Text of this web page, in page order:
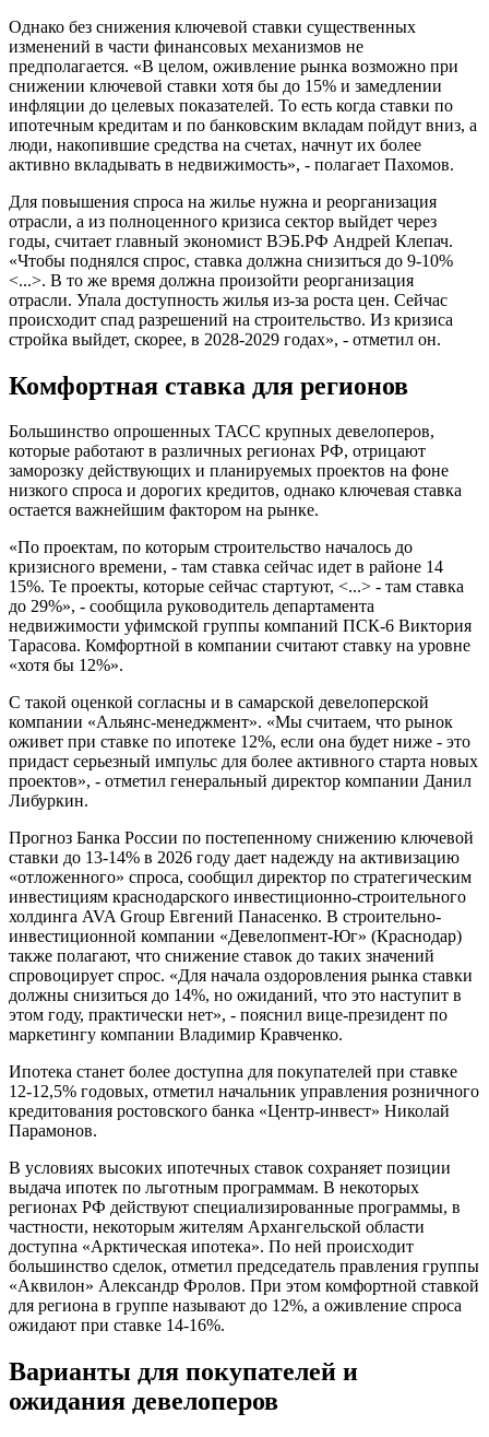
Однако без снижения ключевой ставки существенных
изменений в части финансовых механизмов не
предполагается. «В целом, оживление рынка возможно при
снижении ключевой ставки хотя бы до 15% и замедлении
инфляции до целевых показателей. То есть когда ставки по
ипотечным кредитам и по банковским вкладам пойдут вниз, а
люди, накопившие средства на счетах, начнут их более
активно вкладывать в недвижимость», - полагает Пахомов.
Для повышения спроса на жилье нужна и реорганизация
отрасли, а из полноценного кризиса сектор выйдет через
годы, считает главный экономист ВЭБ.РФ Андрей Клепач.
«Чтобы поднялся спрос, ставка должна снизиться до 9-10%
<...>. В то же время должна произойти реорганизация
отрасли. Упала доступность жилья из-за роста цен. Сейчас
происходит спад разрешений на строительство. Из кризиса
стройка выйдет, скорее, в 2028-2029 годах», - отметил он.
Комфортная ставка для регионов
Большинство опрошенных ТАСС крупных девелоперов,
которые работают в различных регионах РФ, отрицают
заморозку действующих и планируемых проектов на фоне
низкого спроса и дорогих кредитов, однако ключевая ставка
остается важнейшим фактором на рынке.
«По проектам, по которым строительство началось до
кризисного времени, - там ставка сейчас идет в районе 14
15%. Те проекты, которые сейчас стартуют, <...> - там ставка
до 29%», - сообщила руководитель департамента
недвижимости уфимской группы компаний ПСК-6 Виктория
Тарасова. Комфортной в компании считают ставку на уровне
«хотя бы 12%».
С такой оценкой согласны и в самарской девелоперской
компании «Альянс-менеджмент». «Мы считаем, что рынок
оживет при ставке по ипотеке 12%, если она будет ниже - это
придаст серьезный импульс для более активного старта новых
проектов», - отметил генеральный директор компании Данил
Либуркин.
Прогноз Банка России по постепенному снижению ключевой
ставки до 13-14% в 2026 году дает надежду на активизацию
«отложенного» спроса, сообщил директор по стратегическим
инвестициям краснодарского инвестиционно-строительного
холдинга AVA Group Евгений Панасенко. В строительно-
инвестиционной компании «Девелопмент-Юг» (Краснодар)
также полагают, что снижение ставок до таких значений
спровоцирует спрос. «Для начала оздоровления рынка ставки
должны снизиться до 14%, но ожиданий, что это наступит в
этом году, практически нет», - пояснил вице-президент по
маркетингу компании Владимир Кравченко.
Ипотека станет более доступна для покупателей при ставке
12-12,5% годовых, отметил начальник управления розничного
кредитования ростовского банка «Центр-инвест» Николай
Парамонов.
В условиях высоких ипотечных ставок сохраняет позиции
выдача ипотек по льготным программам. В некоторых
регионах РФ действуют специализированные программы, в
частности, некоторым жителям Архангельской области
доступна «Арктическая ипотека». По ней происходит
большинство сделок, отметил председатель правления группы
«Аквилон» Александр Фролов. При этом комфортной ставкой
для региона в группе называют до 12%, а оживление спроса
ожидают при ставке 14-16%.
Варианты для покупателей и
ожидания девелоперов